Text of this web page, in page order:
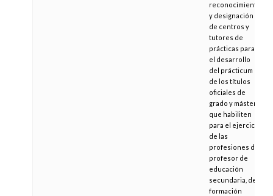
reconocimiento
y designación
de centros y
tutores de
prácticas para
el desarrollo
del prácticum
de los títulos
oficiales de
grado y máster
que habiliten
para el ejercicio
de las
profesiones de
profesor de
educación
secundaria, de
formación